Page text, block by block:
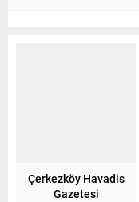
Çerkezköy Havadis
Gazetesi